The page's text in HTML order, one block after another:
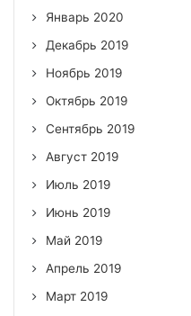
Январь 2020
Декабрь 2019
Ноябрь 2019
Октябрь 2019
Сентябрь 2019
Август 2019
Июль 2019
Июнь 2019
Май 2019
Апрель 2019
Март 2019